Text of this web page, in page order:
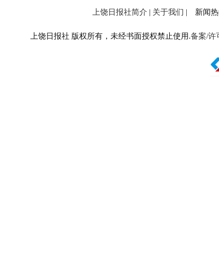
上饶日报社简介 | 关于我们 | 新闻热
上饶日报社 版权所有，未经书面授权禁止使用.备案/许